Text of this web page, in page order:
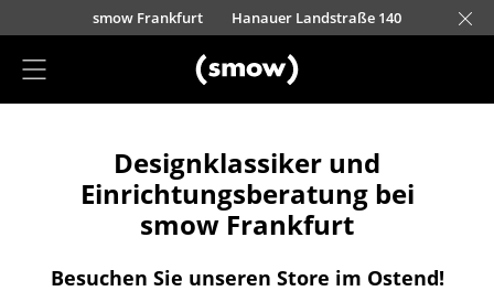
Direkt zum Inhalt
10039
Lorettostraße 28
Straße 30-32
smow Frankfurt Hanauer Landstraße 140
smow Freiburg
smow Hamburg
smow Hannover
smow Kempten
smow Köln
smow Konstanz
smow Leipzig
smow Solothurn
smow Mainz
smow München
smow Nürnberg
smow Schwarzwald
smow Stuttgart
Einrichtungsberatung
Designklassiker und
Einrichtungsberatung bei
smow Frankfurt
Besuchen Sie unseren Store im Ostend!